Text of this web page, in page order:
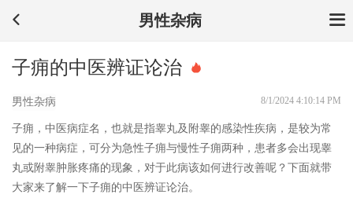
男性杂病
子痈的中医辨证论治
男性杂病 8/1/2024 4:10:14 PM
子痈，中医病症名，也就是指睾丸及附睾的感染性疾病，是较为常
见的一种病症，可分为急性子痈与慢性子痈两种，患者多会出现睾
丸或附睾肿胀疼痛的现象，对于此病该如何进行改善呢？下面就带
大家来了解一下子痈的中医辨证论治。